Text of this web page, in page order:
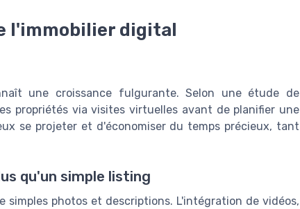
l'immobilier digital
une croissance fulgurante. Selon une étude de
propriétés via visites virtuelles avant de planifier une
se projeter et d'économiser du temps précieux, tant
qu'un simple listing
simples photos et descriptions. L'intégration de vidéos,